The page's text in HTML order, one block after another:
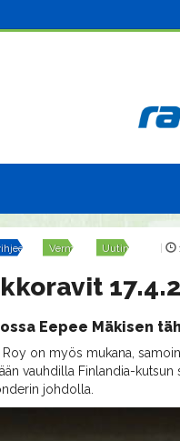
Vermo Uutinen
Eepee Mäkisen
on myös mukana,
vauhdilla Finlandia-
johdolla.